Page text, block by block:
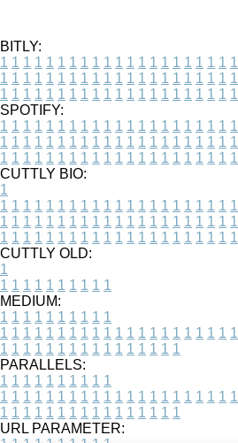
BITLY:
1 1 1 1 1 1 1 1 1 1 1 1 1 1 1 1 1 1 1 1 1
1 1 1 1 1 1 1 1 1 1 1 1 1 1 1 1 1 1 1 1 1
1 1 1 1 1 1 1 1 1 1 1 1 1 1 1 1 1 1 1 1 1
SPOTIFY:
1 1 1 1 1 1 1 1 1 1 1 1 1 1 1 1 1 1 1 1 1
1 1 1 1 1 1 1 1 1 1 1 1 1 1 1 1 1 1 1 1 1
1 1 1 1 1 1 1 1 1 1 1 1 1 1 1 1 1 1 1 1 1
CUTTLY BIO:
1
1 1 1 1 1 1 1 1 1 1 1 1 1 1 1 1 1 1 1 1 1
1 1 1 1 1 1 1 1 1 1 1 1 1 1 1 1 1 1 1 1 1
1 1 1 1 1 1 1 1 1 1 1 1 1 1 1 1 1 1 1 1 1
CUTTLY OLD:
1
1 1 1 1 1 1 1 1 1 1
MEDIUM:
1 1 1 1 1 1 1 1 1 1
1 1 1 1 1 1 1 1 1 1 1 1 1 1 1 1 1 1 1 1 1
1 1 1 1 1 1 1 1 1 1 1 1 1 1 1 1
PARALLELS:
1 1 1 1 1 1 1 1 1 1
1 1 1 1 1 1 1 1 1 1 1 1 1 1 1 1 1 1 1 1 1
1 1 1 1 1 1 1 1 1 1 1 1 1 1 1 1
URL PARAMETER: